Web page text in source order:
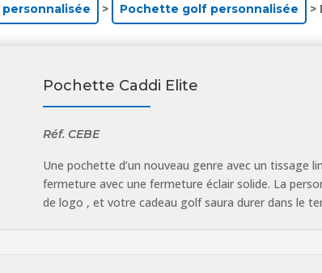
> Pochette golf personnalisée >
Pochette Caddi Elite
Réf.CEBE
Une pochette d’un nouveau genre avec un tissage
fermeture avec une fermeture éclair solide. La
de logo , et votre cadeau golf saura durer dans le